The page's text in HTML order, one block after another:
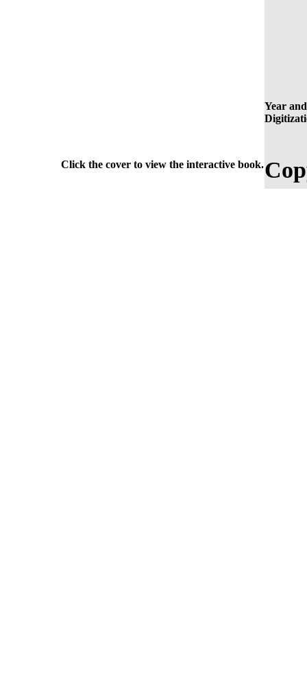
Year
Click the cover to view the interactive book.